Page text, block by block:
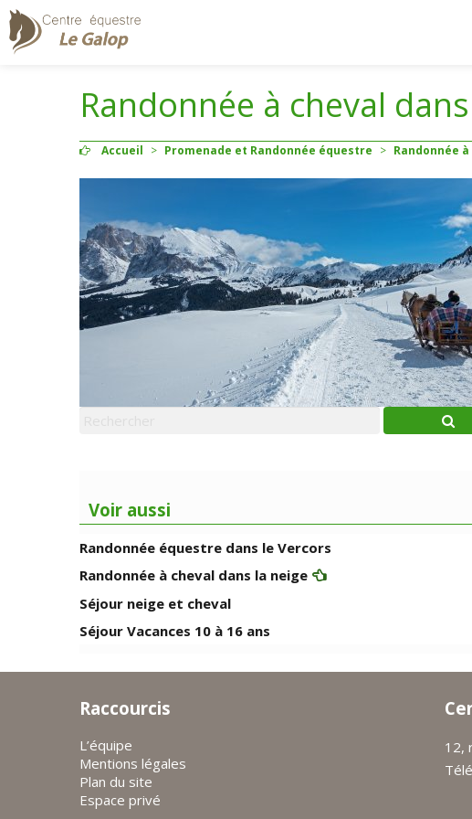
Randonnée à cheval
Accueil > Promenade et Randonnée équestre > Randonnée
Voir aussi
Randonnée équestre dans le Vercors
Randonnée à cheval dans la neige
Séjour neige et cheval
Séjour Vacances 10 à 16 ans
Raccourcis
L’équipe
Mentions légales
Plan du site
Espace privé
12,